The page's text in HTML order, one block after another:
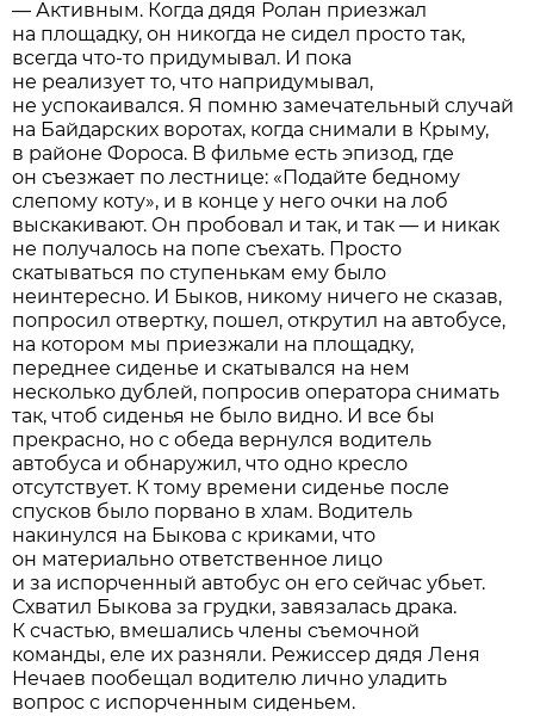
— Активным. Когда дядя Ролан приезжал
на площадку, он никогда не сидел просто так,
всегда что-то придумывал. И пока
не реализует то, что напридумывал,
не успокаивался. Я помню замечательный случай
на Байдарских воротах, когда снимали в Крыму,
в районе Фороса. В фильме есть эпизод, где
он съезжает по лестнице: «Подайте бедному
слепому коту», и в конце у него очки на лоб
выскакивают. Он пробовал и так, и так — и никак
не получалось на попе съехать. Просто
скатываться по ступенькам ему было
неинтересно. И Быков, никому ничего не сказав,
попросил отвертку, пошел, открутил на автобусе,
на котором мы приезжали на площадку,
переднее сиденье и скатывался на нем
несколько дублей, попросив оператора снимать
так, чтоб сиденья не было видно. И все бы
прекрасно, но с обеда вернулся водитель
автобуса и обнаружил, что одно кресло
отсутствует. К тому времени сиденье после
спусков было порвано в хлам. Водитель
накинулся на Быкова с криками, что
он материально ответственное лицо
и за испорченный автобус он его сейчас убьет.
Схватил Быкова за грудки, завязалась драка.
К счастью, вмешались члены съемочной
команды, еле их разняли. Режиссер дядя Леня
Нечаев пообещал водителю лично уладить
вопрос с испорченным сиденьем.